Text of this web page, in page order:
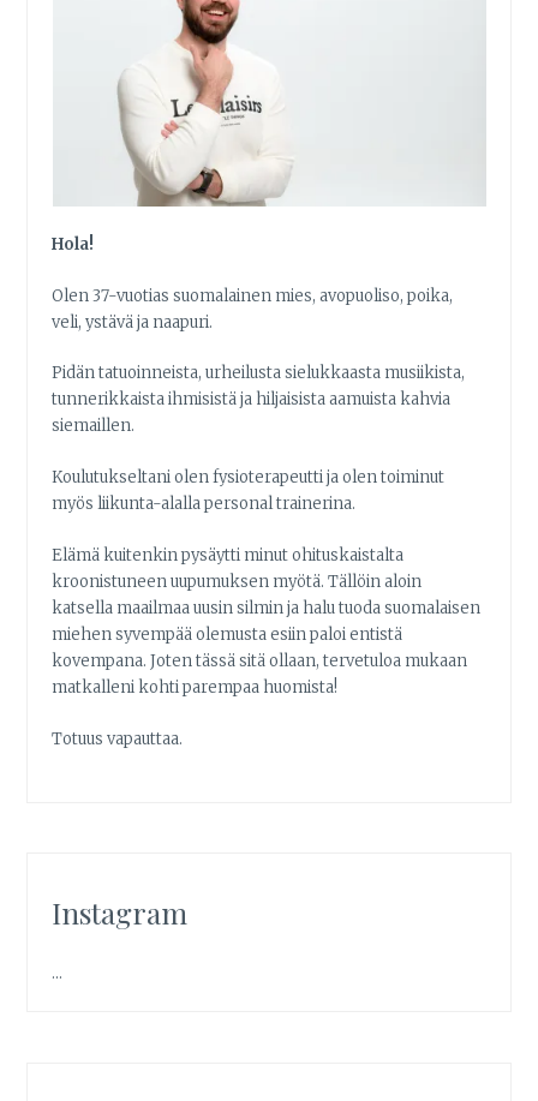
Hola!
Olen 37-vuotias suomalainen mies, avopuoliso, poika,
veli, ystävä ja naapuri.
Pidän tatuoinneista, urheilusta sielukkaasta musiikista,
tunnerikkaista ihmisistä ja hiljaisista aamuista kahvia
siemaillen.
Koulutukseltani olen fysioterapeutti ja olen toiminut
myös liikunta-alalla personal trainerina.
Elämä kuitenkin pysäytti minut ohituskaistalta
kroonistuneen uupumuksen myötä. Tällöin aloin
katsella maailmaa uusin silmin ja halu tuoda suomalaisen
miehen syvempää olemusta esiin paloi entistä
kovempana. Joten tässä sitä ollaan, tervetuloa mukaan
matkalleni kohti parempaa huomista!
Totuus vapauttaa.
Instagram
…